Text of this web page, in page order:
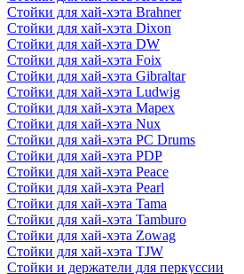
Стойки для хай-хэта Brahner
Стойки для хай-хэта Dixon
Стойки для хай-хэта DW
Стойки для хай-хэта Foix
Стойки для хай-хэта Gibraltar
Стойки для хай-хэта Ludwig
Стойки для хай-хэта Mapex
Стойки для хай-хэта Nux
Стойки для хай-хэта PC Drums
Стойки для хай-хэта PDP
Стойки для хай-хэта Peace
Стойки для хай-хэта Pearl
Стойки для хай-хэта Tama
Стойки для хай-хэта Tamburo
Стойки для хай-хэта Zowag
Стойки для хай-хэта TJW
Стойки и держатели для перкуссии